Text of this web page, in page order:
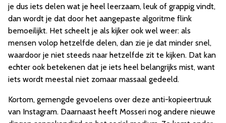
je dus iets delen wat je heel leerzaam, leuk of grappig vindt,
dan wordt je dat door het aangepaste algoritme flink
bemoeilijkt. Het scheelt je als kijker ook wel weer: als
mensen volop hetzelfde delen, dan zie je dat minder snel,
waardoor je niet steeds naar hetzelfde zit te kijken. Dat kan
echter ook betekenen dat je iets heel belangrijks mist, want
iets wordt meestal niet zomaar massaal gedeeld.
Kortom, gemengde gevoelens over deze anti-kopieertruuk
van Instagram. Daarnaast heeft Mosseri nog andere nieuwe